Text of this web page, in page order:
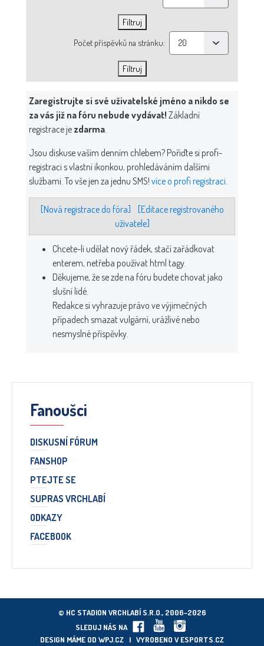
Počet příspěvků na stránku:
Zaregistrujte si své uživatelské jméno a nikdo se
za vás již na fóru nebude vydávat! Základní
registrace je zdarma
Jsou diskuse vaším denním chlebem? Pořiďte si profi-
registraci s vlastní ikonkou, prohledáváním dalšími
službami. To vše jen za jednu SMS! více o profi registraci
[Nová registrace do fóra]
[Editace registrovaného
uživatele]
Chcete-li udělat nový řádek, stačí zařádkovat
enterem, netřeba používat html tagy.
Děkujeme, že se zde na fóru budete chovat jako
slušní lidé.
Redakce si vyhrazuje právo ve výjimečných
případech smazat vulgární, urážlivé nebo
nesmyslné příspěvky.
Fanoušci
DISKUSNÍ FÓRUM
FANSHOP
PTEJTE SE
SUPRAS VRCHLABÍ
ODKAZY
FACEBOOK
© HC STADION VRCHLABÍ S.R.O., 2006–2026
SLEDUJ NÁS NA
DESIGN MÁME OD WPJ.CZ | VYROBENO VESPORTS.CZ